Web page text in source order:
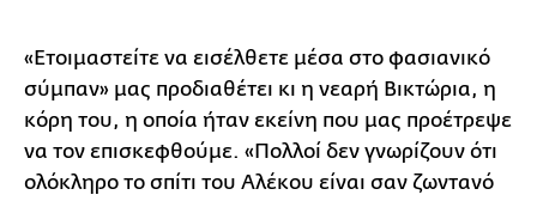
«Ετοιμαστείτε να εισέλθετε μέσα στο φασιανικό
σύμπαν» μας προδιαθέτει κι η νεαρή Βικτώρια, η
κόρη του, η οποία ήταν εκείνη που μας προέτρεψε
να τον επισκεφθούμε. «Πολλοί δεν γνωρίζουν ότι
ολόκληρο το σπίτι του Αλέκου είναι σαν ζωντανό